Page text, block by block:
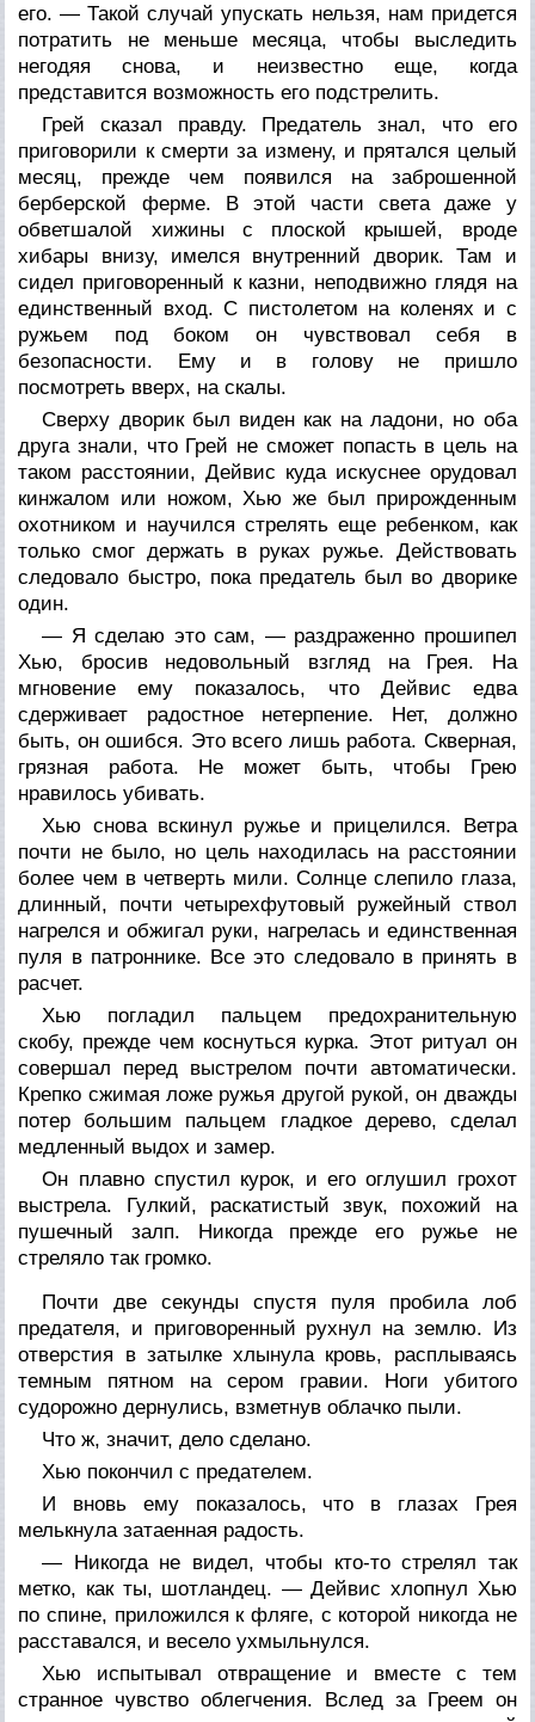
его. — Такой случай упускать нельзя, нам придется
потратить не меньше месяца, чтобы выследить
негодяя снова, и неизвестно еще, когда
представится возможность его подстрелить.
Грей сказал правду. Предатель знал, что его
приговорили к смерти за измену, и прятался целый
месяц, прежде чем появился на заброшенной
берберской ферме. В этой части света даже у
обветшалой хижины с плоской крышей, вроде
хибары внизу, имелся внутренний дворик. Там и
сидел приговоренный к казни, неподвижно глядя на
единственный вход. С пистолетом на коленях и с
ружьем под боком он чувствовал себя в
безопасности. Ему и в голову не пришло
посмотреть вверх, на скалы.
Сверху дворик был виден как на ладони, но оба
друга знали, что Грей не сможет попасть в цель на
таком расстоянии, Дейвис куда искуснее орудовал
кинжалом или ножом, Хью же был прирожденным
охотником и научился стрелять еще ребенком, как
только смог держать в руках ружье. Действовать
следовало быстро, пока предатель был во дворике
один.
— Я сделаю это сам, — раздраженно прошипел
Хью, бросив недовольный взгляд на Грея. На
мгновение ему показалось, что Дейвис едва
сдерживает радостное нетерпение. Нет, должно
быть, он ошибся. Это всего лишь работа. Скверная,
грязная работа. Не может быть, чтобы Грею
нравилось убивать.
Хью снова вскинул ружье и прицелился. Ветра
почти не было, но цель находилась на расстоянии
более чем в четверть мили. Солнце слепило глаза,
длинный, почти четырехфутовый ружейный ствол
нагрелся и обжигал руки, нагрелась и единственная
пуля в патроннике. Все это следовало в принять в
расчет.
Хью погладил пальцем предохранительную
скобу, прежде чем коснуться курка. Этот ритуал он
совершал перед выстрелом почти автоматически.
Крепко сжимая ложе ружья другой рукой, он дважды
потер большим пальцем гладкое дерево, сделал
медленный выдох и замер.
Он плавно спустил курок, и его оглушил грохот
выстрела. Гулкий, раскатистый звук, похожий на
пушечный залп. Никогда прежде его ружье не
стреляло так громко.
Почти две секунды спустя пуля пробила лоб
предателя, и приговоренный рухнул на землю. Из
отверстия в затылке хлынула кровь, расплываясь
темным пятном на сером гравии. Ноги убитого
судорожно дернулись, взметнув облачко пыли.
Что ж, значит, дело сделано.
Хью покончил с предателем.
И вновь ему показалось, что в глазах Грея
мелькнула затаенная радость.
— Никогда не видел, чтобы кто-то стрелял так
метко, как ты, шотландец. — Дейвис хлопнул Хью
по спине, приложился к фляге, с которой никогда не
расставался, и весело ухмыльнулся.
Хью испытывал отвращение и вместе с тем
странное чувство облегчения. Вслед за Греем он